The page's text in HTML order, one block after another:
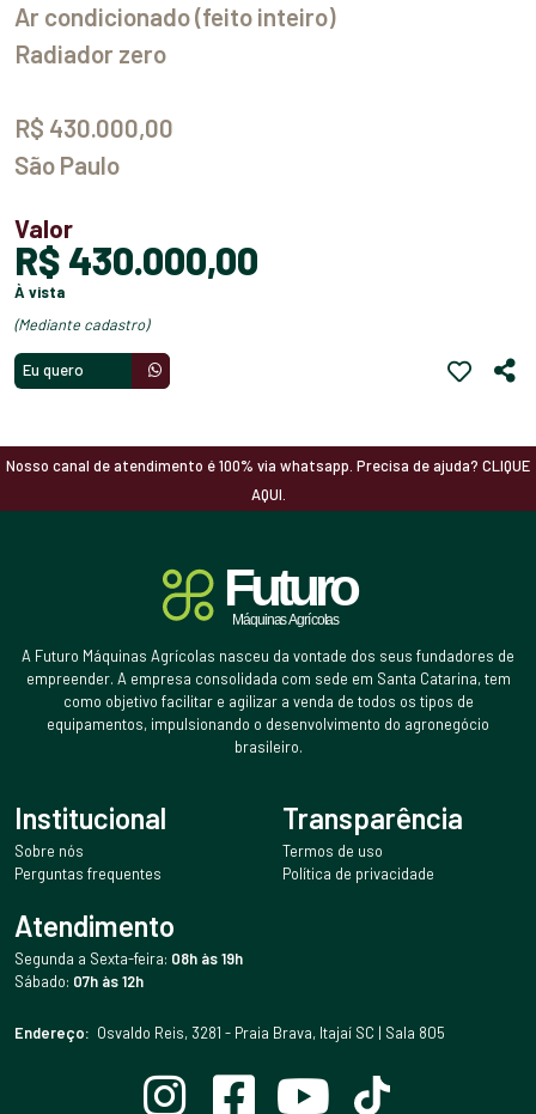
Ar condicionado (feito inteiro)
Radiador zero
R$ 430.000,00
São Paulo
Valor
R$ 430.000,00
à vista
(mediante cadastro)
Eu quero
Nosso canal de atendimento é 100% via whatsapp. Precisa de ajuda? CLIQUE
AQUI.
A Futuro Máquinas Agrícolas nasceu da vontade dos seus fundadores de
empreender. A empresa consolidada com sede em Santa Catarina, tem
como objetivo facilitar e agilizar a venda de todos os tipos de
equipamentos, impulsionando o desenvolvimento do agronegócio
brasileiro.
Institucional
Sobre nós
Perguntas frequentes
Transparência
Termos de uso
Política de privacidade
Atendimento
Segunda a Sexta-feira: 08h às 19h
Sábado: 07h às 12h
Endereço: Osvaldo Reis, 3281 - Praia Brava, Itajaí SC | Sala 805